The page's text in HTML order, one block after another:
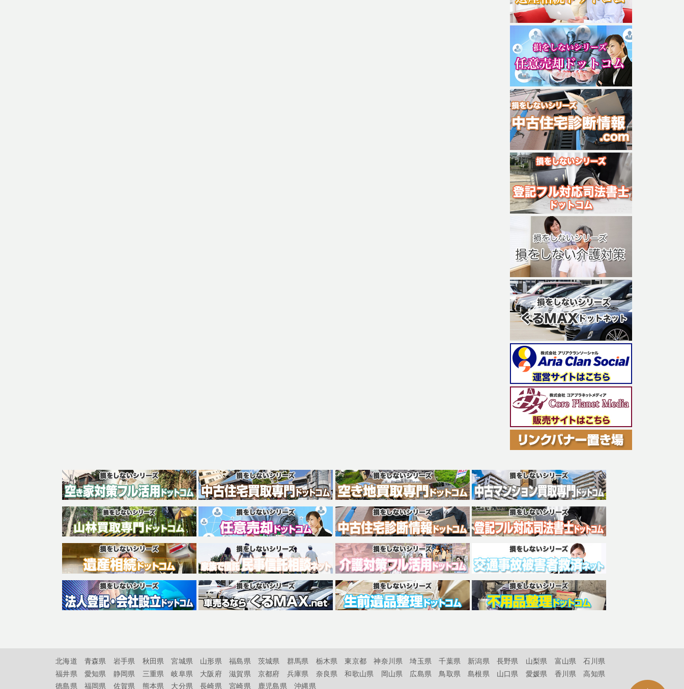
北海道 青森県 岩手県 秋田県 宮城県 山形県 福島県 茨城県 群馬県 栃木県 東京都 神奈川県 埼玉県 千葉県 新潟県 長野県 山梨県 富山県
石川県
福井県
愛知県 静岡県 三重県 岐阜県 大阪府 滋賀県 京都府 兵庫県 奈良県 和歌山県 岡山県 広島県 鳥取県 島根県 山口県 愛媛県 香川県
高知県
徳島県
福岡県 佐賀県 熊本県 大分県 長崎県 宮崎県 鹿児島県 沖縄県